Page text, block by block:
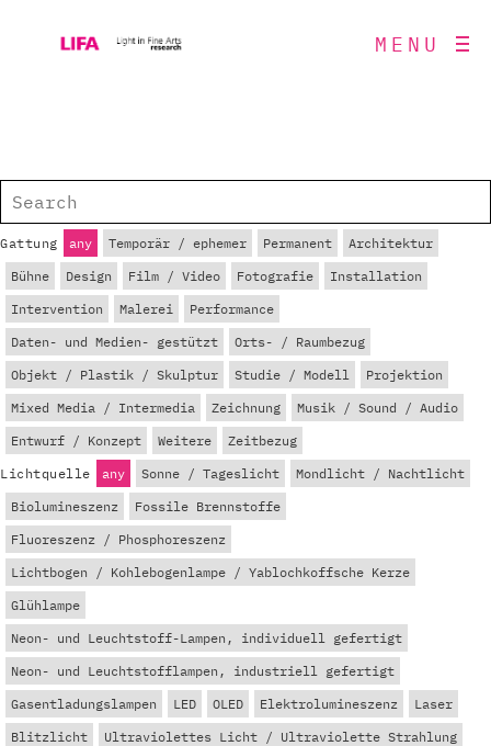
MENU
Gattung any Temporär / ephemer Permanent
Architektur
Bühne
Design Film / Video Fotografie
Installation
Intervention
Malerei
Performance
Daten- und Medien- gestützt
Orts- / Raumbezug
Objekt / Plastik / Skulptur
Studie / Modell
Projektion
Mixed Media / Intermedia
Zeichnung
Musik / Sound / Audio
Entwurf / Konzept
Weitere
Zeitbezug
Lichtquelle
any Sonne / Tageslicht
Mondlicht / Nachtlicht
Biolumineszenz
Fossile Brennstoffe
Fluoreszenz / Phosphoreszenz
Lichtbogen / Kohlebogenlampe / Yablochkoffsche Kerze
Glühlampe
Neon- und Leuchtstoff-Lampen, individuell gefertigt
Neon- und Leuchtstofflampen, industriell gefertigt
Gasentladungslampen
LED OLED Elektrolumineszenz
Laser
Blitzlicht
Ultraviolettes Licht / Ultraviolette Strahlung